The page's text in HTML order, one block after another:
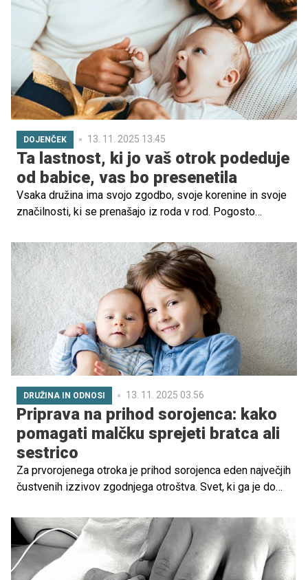
in nas uči previdnosti.
DOJENČEK 13. 11. 2025 13.45
Ta lastnost, ki jo vaš otrok podeduje
od babice, vas bo presenetila
Vsaka družina ima svojo zgodbo, svoje korenine in svoje
značilnosti, ki se prenašajo iz roda v rod. Pogosto
določene značilnosti prav po njej. A koliko v resnici otrok
podeduje od svoje babice? In kakšen je pomen teh
genetskih povezav za njegovo zdravje in razvoj?
DRUŽINA IN ODNOSI 13. 11. 2025 03.56
Priprava na prihod sorojenca: kako
pomagati malčku sprejeti bratca ali
sestrico
Za prvorojenega otroka je prihod sorojenca eden največjih
čustvenih izzivov zgodnjega otroštva. Svet, ki ga je do
in ljubezni, se nenadoma spremeni. Čeprav si starši
želijo, da bi prvorojenec bratca ali sestrico dobro sprejel,
je povsem naravno, če ob tem doživlja tudi mešane
občutke: radovednost, ponos, pa tudi ljubosumje,